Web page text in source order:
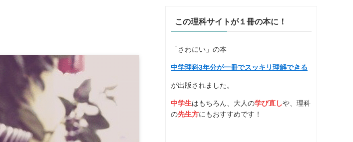
この理科サイトが１冊の本に！
「さわにい」の本
中学理科3年分が一冊でスッキリ理解できる
が出版されました。
中学生はもちろん、大人の学び直しや、理科
の先生方にもおすすめです！